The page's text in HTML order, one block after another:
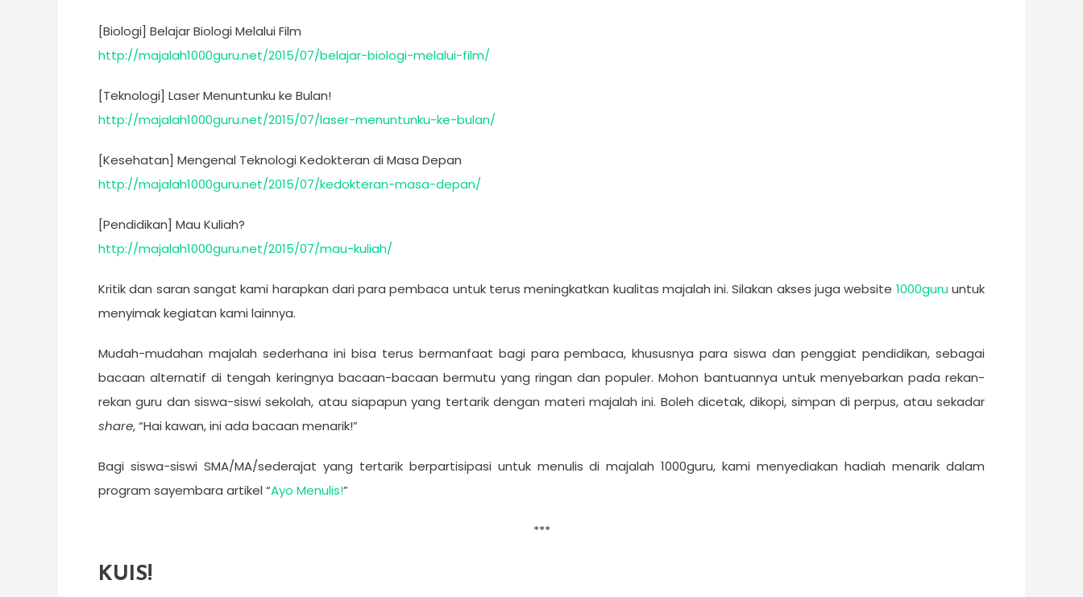
[Biologi] Belajar Biologi Melalui Film
http://majalah1000guru.net/2015/07/belajar-biologi-melalui-film/
[Teknologi] Laser Menuntunku ke Bulan!
http://majalah1000guru.net/2015/07/laser-menuntunku-ke-bulan/
[Kesehatan] Mengenal Teknologi Kedokteran di Masa Depan
http://majalah1000guru.net/2015/07/kedokteran-masa-depan/
[Pendidikan] Mau Kuliah?
http://majalah1000guru.net/2015/07/mau-kuliah/
Kritik dan saran sangat kami harapkan dari para pembaca untuk terus meningkatkan kualitas majalah ini. Silakan akses juga website 1000guruuntuk
menyimak kegiatan kami lainnya.
Mudah-mudahan majalah sederhana ini bisa terus bermanfaat bagi para pembaca, khususnya para siswa dan penggiat pendidikan, sebagai
bacaan alternatif di tengah keringnya bacaan-bacaan bermutu yang ringan dan populer. Mohon bantuannya untuk menyebarkan pada rekan-
rekan guru dan siswa-siswi sekolah, atau siapapun yang tertarik dengan materi majalah ini. Boleh dicetak, dikopi, simpan di perpus, atau sekadar
share, “Hai kawan, ini ada bacaan menarik!”
Bagi siswa-siswi SMA/MA/sederajat yang tertarik berpartisipasi untuk menulis di majalah 1000guru, kami menyediakan hadiah menarik dalam
program sayembara artikel “Ayo Menulis!”
***
KUIS!